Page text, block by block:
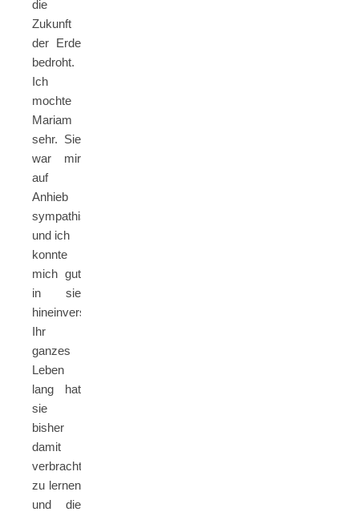
die
Zukunft
der Erde
bedroht.
Ich
mochte
Mariam
sehr. Sie
war mir
auf
Anhieb
sympathisch
und ich
konnte
mich gut
in sie
hineinversetzen.
Ihr
ganzes
Leben
lang hat
sie
bisher
damit
verbracht,
zu lernen
und die